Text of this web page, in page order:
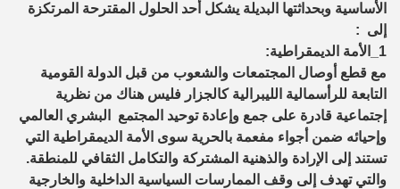
الأساسية وبحداثتها البديلة يشكل أحد الحلول المقترحة المرتكزة
إلى :
1_الأمة الديمقراطية:
مع قطع أوصال المجتمعات والشعوب من قبل الدولة القومية
التابعة للرأسمالية الليبرالية كالجزار فليس هناك من نظرية
إجتماعية قادرة على جمع وإعادة توحيد المجتمع البشري العالمي
وإحيائه ضمن أجواء مفعمة بالحرية سوى الأمة الديمقراطية التي
تستند إلى الإرادة والذهنية المشتركة والتكامل الثقافي للمنطقة.
والتي تهدف إلى وقف الممارسات السياسية الداخلية والخارجية